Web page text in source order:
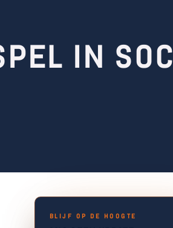
IN SOC
BLIJF OP DE HOOGTE